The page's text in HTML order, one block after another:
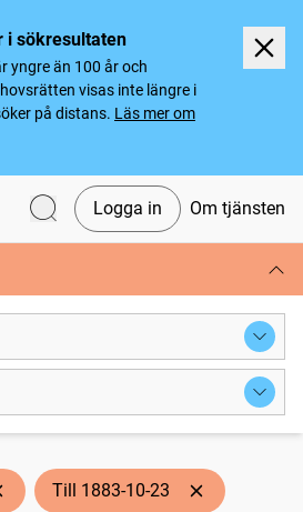
i sökresultaten
yngre än 100 år och
visas inte längre i
på distans. Läs mer om
Logga in Om tjänsten
Till 1883-10-23